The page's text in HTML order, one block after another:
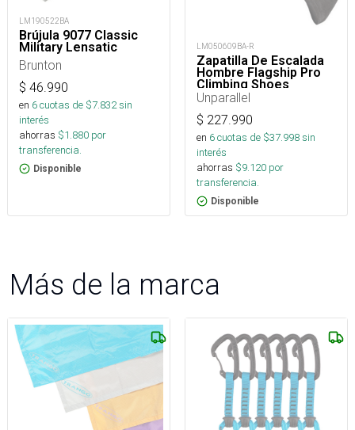
LM190522BA
Brújula 9077 Classic
Military Lensatic
Brunton
$ 46.990
en 6cuotas de $7.832sin
interés
ahorras $1.880 por
transferencia.
Disponible
LM050609BA-R
Zapatilla De Escalada
Hombre Flagship Pro
Climbing Shoes
Unparallel
$ 227.990
en 6cuotas de $37.998sin
interés
ahorras $9.120 por
transferencia.
Disponible
Más de la marca